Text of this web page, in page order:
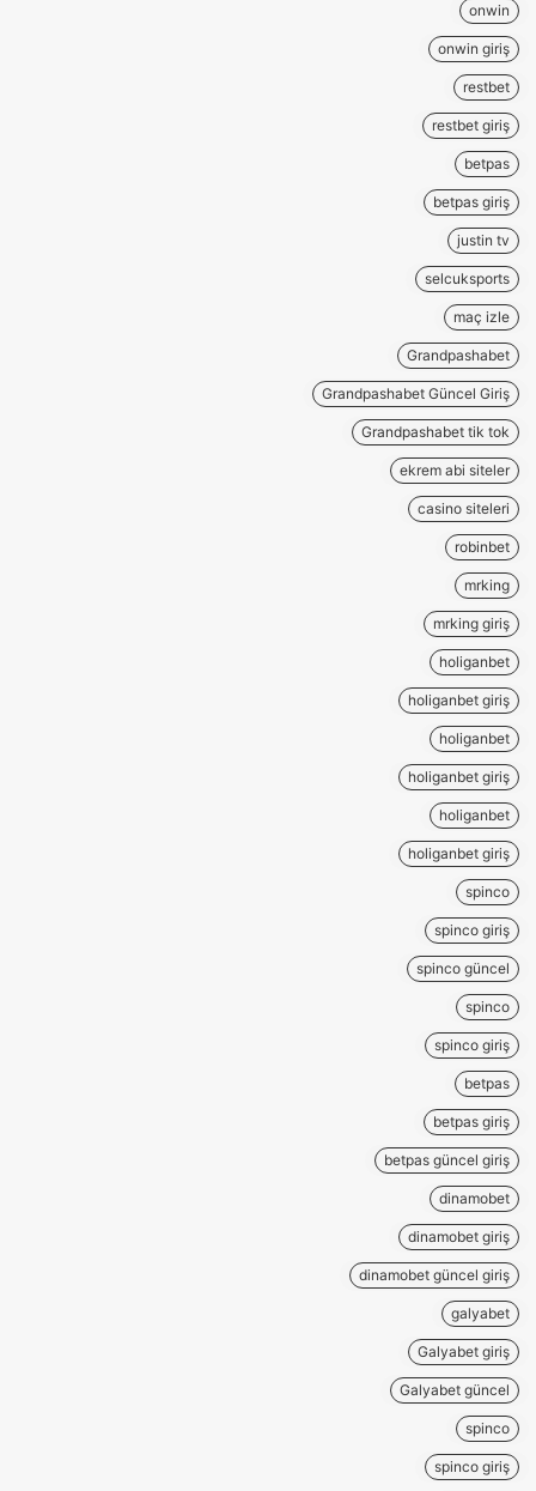
onwin
onwin giriş
restbet
restbet giriş
betpas
betpas giriş
justin tv
selcuksports
maç izle
Grandpashabet
Grandpashabet Güncel Giriş
Grandpashabet tik tok
ekrem abi siteler
casino siteleri
robinbet
mrking
mrking giriş
holiganbet
holiganbet giriş
holiganbet
holiganbet giriş
holiganbet
holiganbet giriş
spinco
spinco giriş
spinco güncel
spinco
spinco giriş
betpas
betpas giriş
betpas güncel giriş
dinamobet
dinamobet giriş
dinamobet güncel giriş
galyabet
Galyabet giriş
Galyabet güncel
spinco
spinco giriş